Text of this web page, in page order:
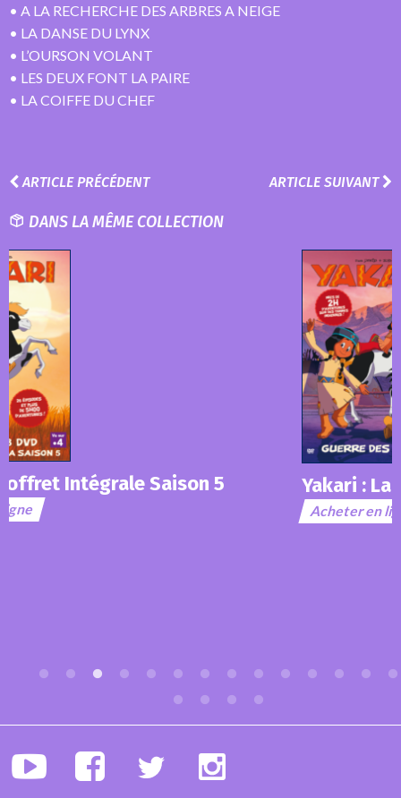
• A LA RECHERCHE DES ARBRES A NEIGE
• LA DANSE DU LYNX
• L’OURSON VOLANT
• LES DEUX FONT LA PAIRE
• LA COIFFE DU CHEF
ARTICLE PRÉCÉDENT ARTICLE SUIVANT
DANS LA MÊME COLLECTION
Yakari : La Guerre des Chefs
Acheter en ligne